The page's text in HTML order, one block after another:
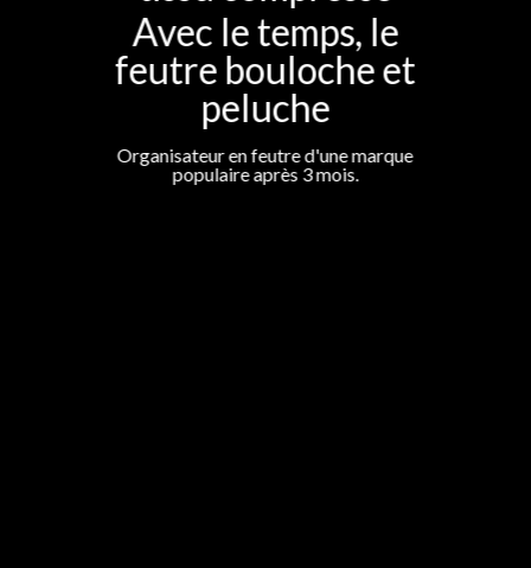
Avec le temps, le
feutre bouloche et
peluche
Organisateur en feutre d'une marque
populaire après 3 mois.